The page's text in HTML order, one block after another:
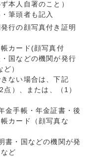
本人自署のこと）
筆頭者も記入
行の顔写真付き証明
カード(顔写真付
国などの機関が発行
）
ない場合は、下記
点）、または、（1）
金手帳・年金証書・後
カード（顔写真な
書・国などの機関が発
ど